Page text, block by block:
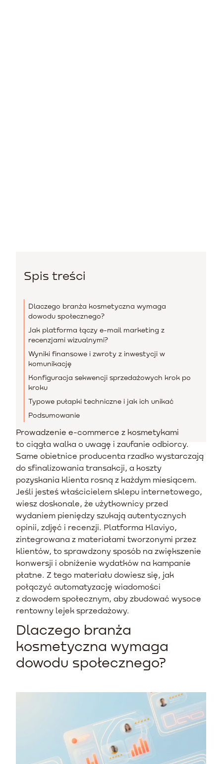
Spis treści
Dlaczego branża kosmetyczna wymaga
dowodu społecznego?
Jak platforma łączy e-mail marketing z
recenzjami wizualnymi?
Wyniki finansowe i zwroty z inwestycji w
komunikację
Konfiguracja sekwencji sprzedażowych krok po
kroku
Typowe pułapki techniczne i jak ich unikać
Podsumowanie
Prowadzenie e-commerce z kosmetykami
to ciągła walka o uwagę i zaufanie odbiorcy.
Same obietnice producenta rzadko wystarczają
do sfinalizowania transakcji, a koszty
pozyskania klienta rosną z każdym miesiącem.
Jeśli jesteś właścicielem sklepu internetowego,
wiesz doskonale, że użytkownicy przed
wydaniem pieniędzy szukają autentycznych
opinii, zdjęć i recenzji. Platforma Klaviyo,
zintegrowana z materiałami tworzonymi przez
klientów, to sprawdzony sposób na zwiększenie
konwersji i obniżenie wydatków na kampanie
płatne. Z tego materiału dowiesz się, jak
połączyć automatyzację wiadomości
z dowodem społecznym, aby zbudować wysoce
rentowny lejek sprzedażowy.
Dlaczego branża
kosmetyczna wymaga
dowodu społecznego?